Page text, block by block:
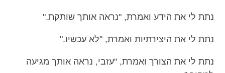
נתת לי את הידע ואמרת, "נראה אותך שותקת."
נתת לי את היצירתיות ואמרת, "לא עכשיו."
נתת לי את הצורך ואמרת, "עזבי, נראה אותך מגיעה